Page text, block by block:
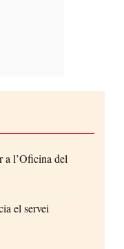
a l’Oficina del
el servei